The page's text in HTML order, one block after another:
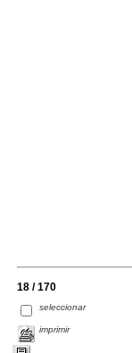
18 / 170
seleccionar
imprimir